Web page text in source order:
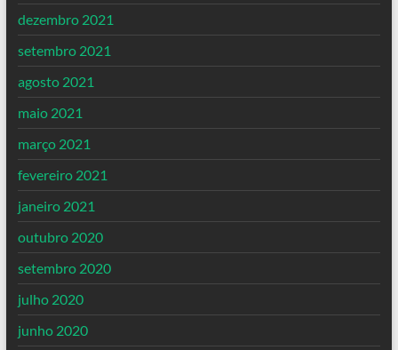
dezembro 2021
setembro 2021
agosto 2021
maio 2021
março 2021
fevereiro 2021
janeiro 2021
outubro 2020
setembro 2020
julho 2020
junho 2020